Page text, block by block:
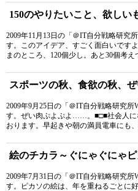
150のやりたいこと、欲しい
2009年11月13日の「＠IT自分戦略研究
す。このアイデア、すごく面白いです
まのところ、120個少し。あと30個考え
スポーツの秋、食欲の秋、
2009年9月25日の「＠IT自分戦略研究所
す。ぜい肉ぷよぷよ……。■□■社会人に
おります。早起きや朝の満員電車にも
絵のチカラ～ぐにゃぐにゃ
2009年7月31日の「＠IT自分戦略研究所
す。ピカソの絵は、年を重ねるごとに